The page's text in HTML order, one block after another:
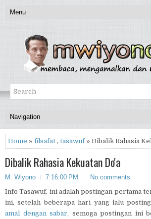
Home » filsafat , tasawuf» Dibalik Rahasia
Dibalik Rahasia Kekuatan Do'a
M. Wiyono 7:16:00 PM
No comments
Info Tasawuf, ini adalah postingan pertama
ini, setelah beberapa hari yang lalu
amal dengan sabar, semoga postingan ini